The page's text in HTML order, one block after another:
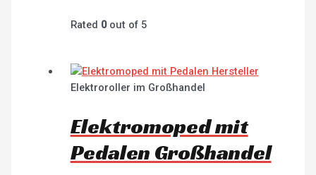
Rated 0out of 5
Elektroroller im Großhandel
Elektromoped mit
Pedalen Großhandel